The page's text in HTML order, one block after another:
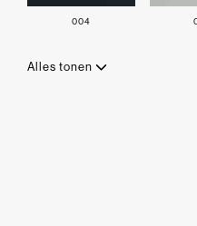
004
Alles tonen